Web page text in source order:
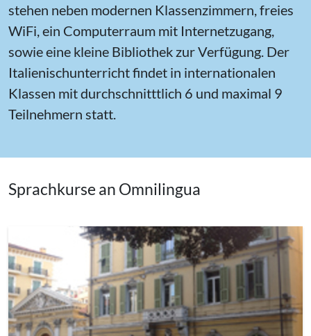
stehen neben modernen Klassenzimmern, freies
WiFi, ein Computerraum mit Internetzugang,
sowie eine kleine Bibliothek zur Verfügung. Der
Italienischunterricht findet in internationalen
Klassen mit durchschnitttlich 6 und maximal 9
Teilnehmern statt.
Sprachkurse an Omnilingua